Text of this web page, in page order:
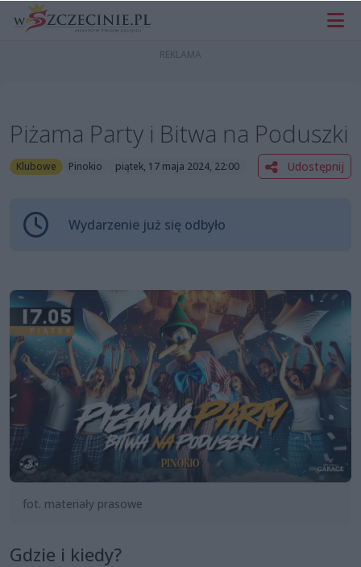
Piżama Party i Bitwa na Poduszki
Klubowe Pinokio piątek, 17 maja 2024, 22:00 Udostępnij
Wydarzenie już się odbyło
fot. materiały prasowe
Gdzie i kiedy?